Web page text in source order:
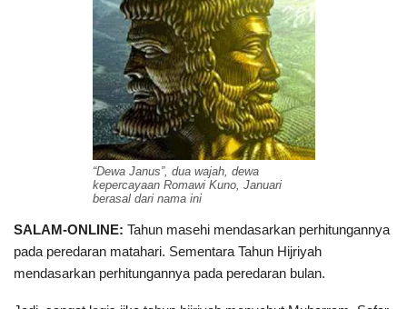
“Dewa Janus”, dua wajah, dewa
kepercayaan Romawi Kuno, Januari
berasal dari nama ini
SALAM-ONLINE: Tahun masehi mendasarkan perhitungannya
pada peredaran matahari. Sementara Tahun Hijriyah
mendasarkan perhitungannya pada peredaran bulan.